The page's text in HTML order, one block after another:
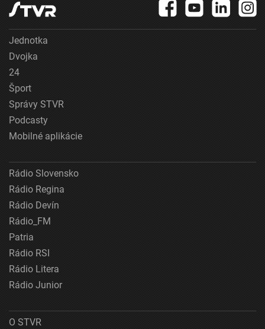
Jednotka
Dvojka
24
Šport
Správy STVR
Podcasty
Mobilné aplikácie
Rádio Slovensko
Rádio Regina
Rádio Devín
Rádio_FM
Patria
Rádio RSI
Rádio Litera
Rádio Junior
O STVR